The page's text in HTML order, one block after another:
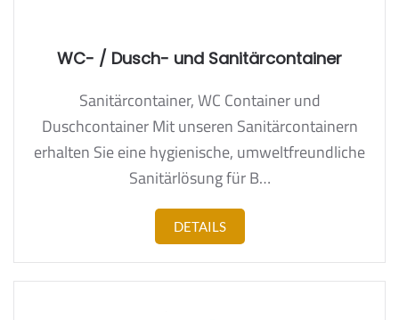
WC- / Dusch- und Sanitärcontainer
Sanitärcontainer, WC Container und
Duschcontainer Mit unseren Sanitärcontainern
erhalten Sie eine hygienische, umweltfreundliche
Sanitärlösung für B…
DETAILS